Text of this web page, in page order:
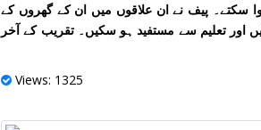
سکتے۔ پیف نے ان علاقوں میں ان کے گھروں کے
اور تعلیم سے مستفید ہو سکیں۔ تقریب کے آخر
Views: 1325